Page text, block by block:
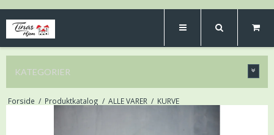
KATEGORIER
Forside / Produktkatalog / ALLE VARER / KURVE